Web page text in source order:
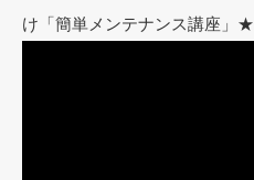
け「簡単メンテナンス講座」★